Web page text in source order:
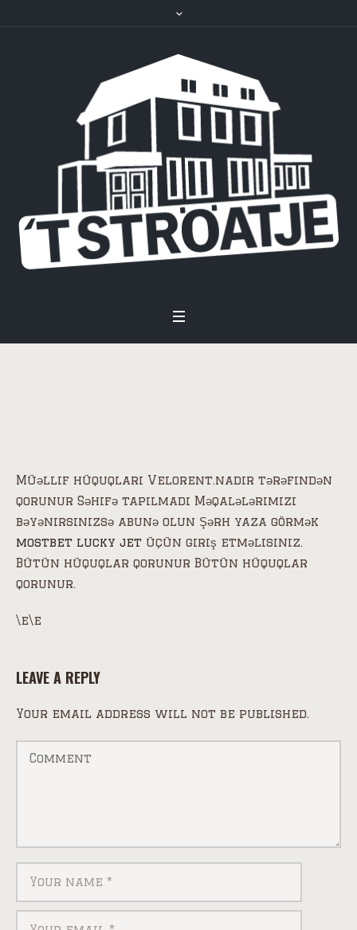
Müəllif hüquqları Velorent.nadir tərəfindən
qorunur Səhifə tapılmadı Məqalələrimizi
bəyənirsinizsə abunə olun Şərh yaza görmək
mostbet lucky jet üçün giriş etməlisiniz.
Bütün hüquqlar qorunur Bütün hüquqlar
qorunur.
\e\e
LEAVE A REPLY
Your email address will not be published.